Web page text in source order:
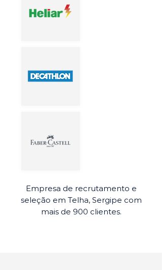
Empresa de recrutamento e
seleção em Telha, Sergipe com
mais de 900 clientes.